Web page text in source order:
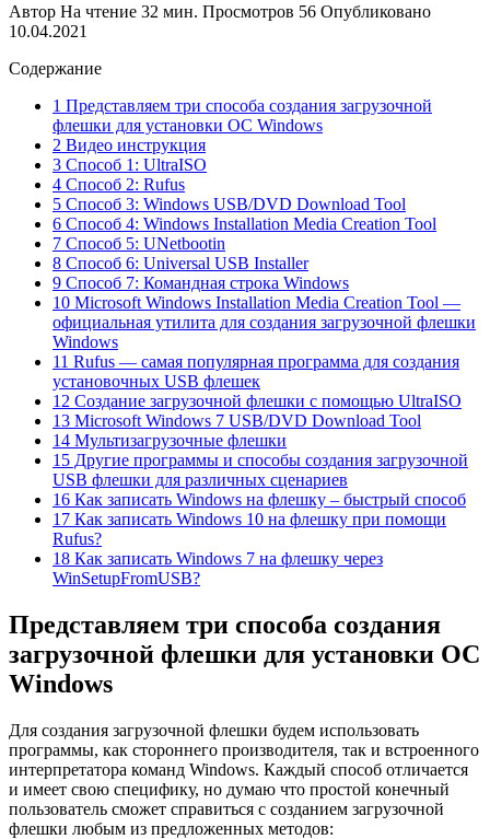
Автор На чтение 32 мин. Просмотров 56 Опубликовано
10.04.2021
Содержание
1 Представляем три способа создания загрузочной
флешки для установки OC Windows
2 Видео инструкция
3 Способ 1: UltraISO
4 Способ 2: Rufus
5 Способ 3: Windows USB/DVD Download Tool
6 Способ 4: Windows Installation Media Creation Tool
7 Способ 5: UNetbootin
8 Способ 6: Universal USB Installer
9 Способ 7: Командная строка Windows
10 Microsoft Windows Installation Media Creation Tool —
официальная утилита для создания загрузочной флешки
Windows
11 Rufus — самая популярная программа для создания
установочных USB флешек
12 Создание загрузочной флешки с помощью UltraISO
13 Microsoft Windows 7 USB/DVD Download Tool
14 Мультизагрузочные флешки
15 Другие программы и способы создания загрузочной
USB флешки для различных сценариев
16 Как записать Windows на флешку – быстрый способ
17 Как записать Windows 10 на флешку при помощи
Rufus?
18 Как записать Windows 7 на флешку через
WinSetupFromUSB?
Представляем три способа создания
загрузочной флешки для установки OC
Windows
Для создания загрузочной флешки будем использовать
программы, как стороннего производителя, так и встроенного
интерпретатора команд Windows. Каждый способ отличается
и имеет свою специфику, но думаю что простой конечный
пользователь сможет справиться с созданием загрузочной
флешки любым из предложенных методов: